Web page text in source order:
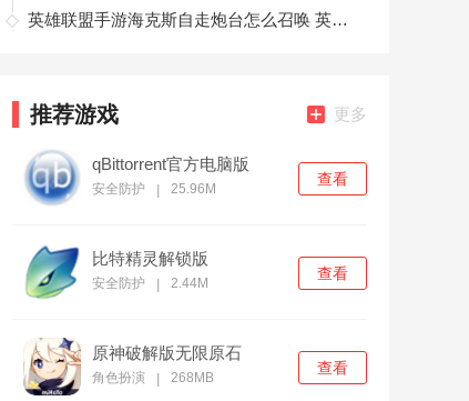
英雄联盟手游海克斯自走炮台怎么召唤 英雄联盟手游海克斯自走炮台召唤方法
推荐游戏 更多
qBittorrent官方电脑版
安全防护 25.96M
查看
比特精灵解锁版
安全防护 2.44M
查看
原神破解版无限原石
角色扮演 268MB
查看